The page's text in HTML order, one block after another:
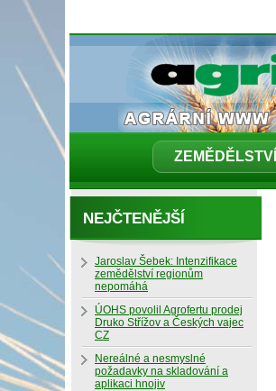
ZEMĚDĚLSTVÍ
NEJČTENĚJŠÍ
Jaroslav Šebek: Intenzifikace
zemědělství regionům
nepomáhá
ÚOHS povolil Agrofertu prodej
Druko Střížov a Českých vajec
CZ
Nereálné a nesmyslné
požadavky na skladování a
aplikaci hnojiv